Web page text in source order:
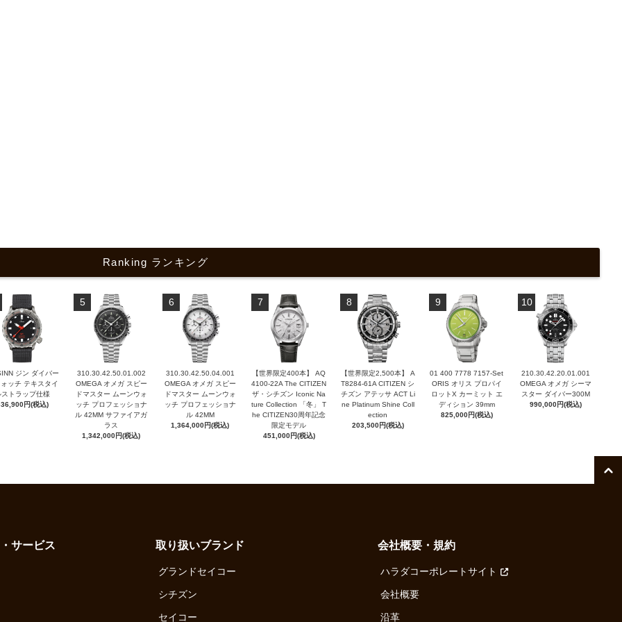
Ranking ランキング
ジン ダイバー
ッチ テキスタイ
ストラップ仕様
円(税込)
5
310.30.42.50.01.002
OMEGA オメガ スピー
ドマスター ムーンウォ
ッチ プロフェッショナ
ル 42MM サファイアガ
ラス
1,342,000円(税込)
6
310.30.42.50.04.001
OMEGA オメガ スピー
ドマスター ムーンウォ
ッチ プロフェッショナ
ル 42MM
1,364,000円(税込)
7
【世界限定400本】 AQ
4100-22A The CITIZEN
ザ・シチズン Iconic Na
ture Collection 「冬」 T
he CITIZEN30周年記念
限定モデル
451,000円(税込)
8
【世界限定2,500本】 A
T8284-61A CITIZEN シ
チズン アテッサ ACT Li
ne Platinum Shine Coll
ection
203,500円(税込)
9
01 400 7778 7157-Set
ORIS オリス プロパイ
ロットX カーミット エ
ディション 39mm
825,000円(税込)
10
210.30.42.20.01.001
OMEGA オメガ シーマ
スター ダイバー300M
990,000円(税込)
サービス 取り扱いブランド
グランドセイコー
シチズン
セイコー
会社概要・規約
ハラダコーポレートサイト
会社概要
沿革